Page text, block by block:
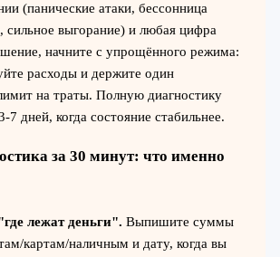
(панические атаки, бессонница
сильное выгорание) и любая цифра
начните с упрощённого режима:
расходы и держите один
на траты. Полную диагностику
7 дней, когда состояние стабильнее.
за 30 минут: что именно
лежат деньги". Выпишите суммы
картам/наличным и дату, когда вы